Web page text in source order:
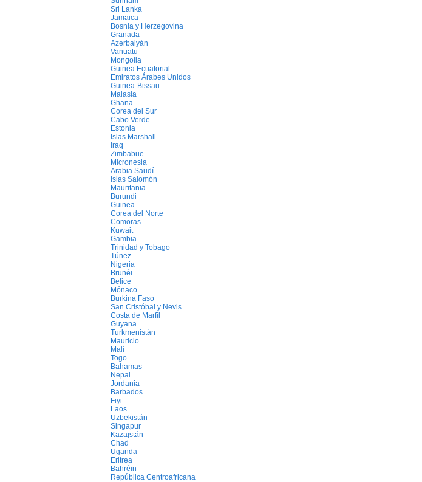
Sri Lanka
Jamaica
Bosnia y Herzegovina
Granada
Azerbaiyán
Vanuatu
Mongolia
Guinea Ecuatorial
Emiratos Árabes Unidos
Guinea-Bissau
Malasia
Ghana
Corea del Sur
Cabo Verde
Estonia
Islas Marshall
Iraq
Zimbabue
Micronesia
Arabia Saudí
Islas Salomón
Mauritania
Burundi
Guinea
Corea del Norte
Comoras
Kuwait
Gambia
Trinidad y Tobago
Túnez
Nigeria
Brunéi
Belice
Mónaco
Burkina Faso
San Cristóbal y Nevis
Costa de Marfil
Guyana
Turkmenistán
Mauricio
Malí
Togo
Bahamas
Nepal
Jordania
Barbados
Fiyi
Laos
Uzbekistán
Singapur
Kazajstán
Chad
Uganda
Eritrea
Bahréin
República Centroafricana